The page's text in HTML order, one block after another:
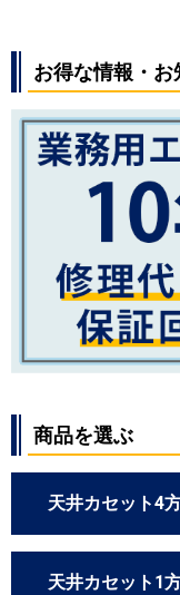
お得な情報・お
商品を選ぶ
天井カセット4
天井カセット1